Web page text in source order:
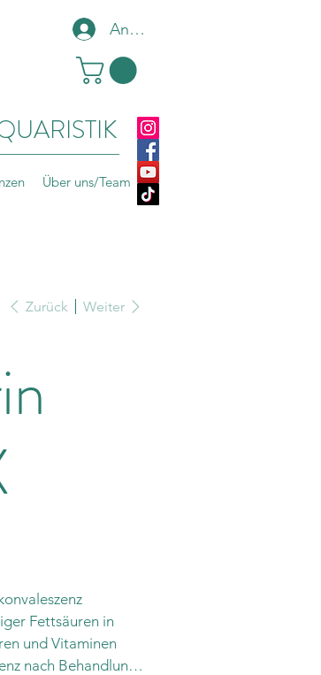
Anmelden
Über uns/Team
Zurück Weiter
Fettsäuren in
und Vitaminen
nach Behandlung,